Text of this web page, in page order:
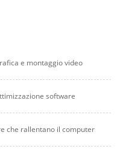
e montaggio video
software
che rallentano il computer